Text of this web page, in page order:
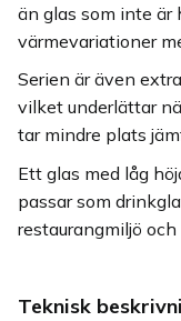
än glas som inte
värmevariationer
Serien är även
vilket underlättar
tar mindre plats
Ett glas med låg
passar som
restaurangmiljö och
Teknisk